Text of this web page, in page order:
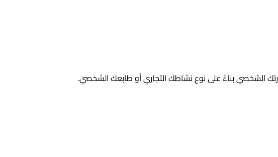
الشخصي بناءً على نوع نشاطك التجاري أو طابعك الشخصي.